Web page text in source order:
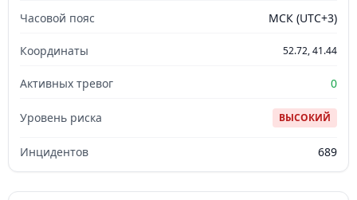
Часовой пояс МСК (UTC+3)
Координаты 52.72, 41.44
Активных тревог 0
Уровень риска ВЫСОКИЙ
Инцидентов 689